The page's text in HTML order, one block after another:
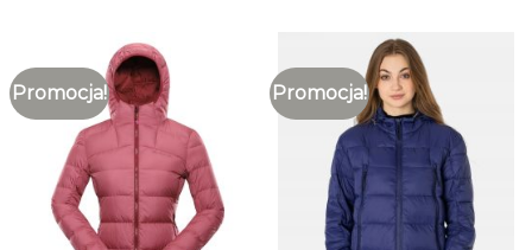
Promocja! Promocja!